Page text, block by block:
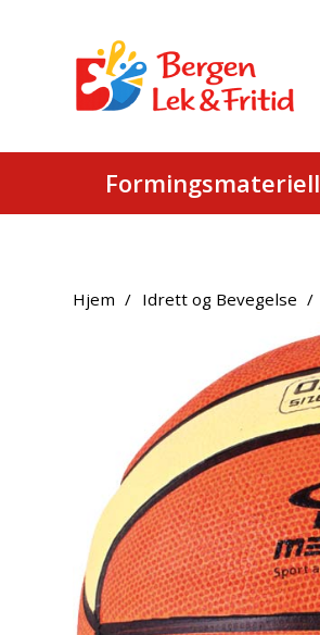
Formingsmateriell
Hjem / Idrett og Bevegelse /